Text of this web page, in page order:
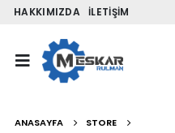
HAKKIMIZDA İLETIŞIM
ANASAYFA
STORE